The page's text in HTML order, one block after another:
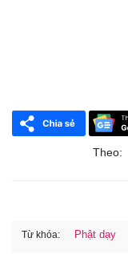
Theo:
Từ khóa: Phật dạy